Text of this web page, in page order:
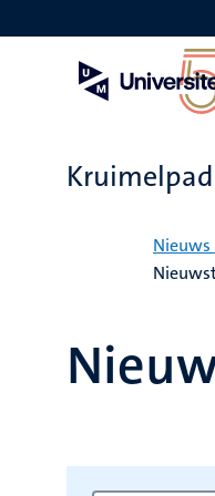
en
Kruimelpad
Nieuws